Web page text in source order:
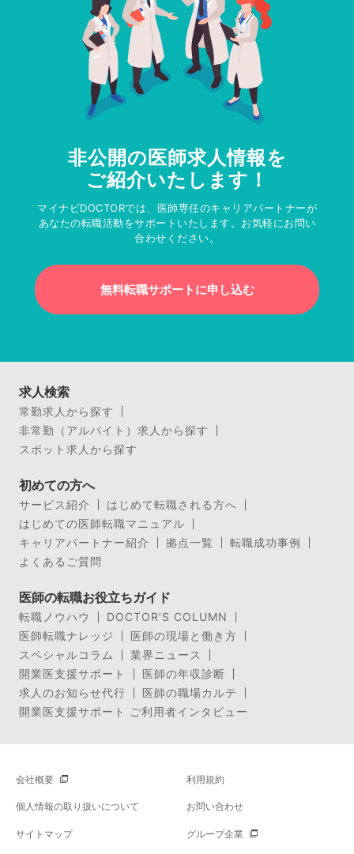
非公開の医師求人情報を
ご紹介いたします！
マイナビDOCTORでは、医師専任のキャリアパートナーが
あなたの転職活動をサポートいたします。お気軽にお問い
合わせください。
無料転職サポートに申し込む
求人検索
常勤求人から探す
非常勤（アルバイト）求人から探す
スポット求人から探す
初めての方へ
サービス紹介
はじめて転職される方へ
はじめての医師転職マニュアル
キャリアパートナー紹介
拠点一覧
転職成功事例
よくあるご質問
医師の転職お役立ちガイド
転職ノウハウ
DOCTOR’S COLUMN
医師転職ナレッジ
医師の現場と働き方
スペシャルコラム
業界ニュース
開業医支援サポート
医師の年収診断
求人のお知らせ代行
医師の職場カルテ
開業医支援サポート ご利用者インタビュー
会社概要 利用規約
個人情報の取り扱いについて お問い合わせ
サイトマップ グループ企業